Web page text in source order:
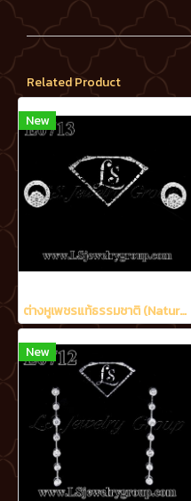
Related Product
New
ต่างหูเพชรแท้ธรรมชาติ (Natural Diamonds) 0.48 Ct.
New